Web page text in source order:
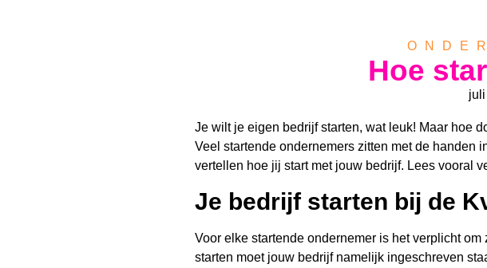
Hoe
Je wilt je eigen bedrijf starten, wat leuk! Maar hoe
Veel startende ondernemers zitten met de handen
vertellen hoe jij start met jouw bedrijf. Lees vooral
Je bedrijf starten bij de
Voor elke startende ondernemer is het verplicht
starten moet jouw bedrijf namelijk ingeschreven